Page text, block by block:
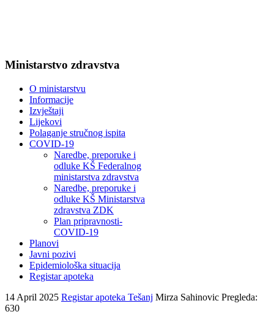
Ministarstvo zdravstva
O ministarstvu
Informacije
Izvještaji
Lijekovi
Polaganje stručnog ispita
COVID-19
Naredbe, preporuke i
odluke KŠ Federalnog
ministarstva zdravstva
Naredbe, preporuke i
odluke KŠ Ministarstva
zdravstva ZDK
Plan pripravnosti-
COVID-19
Planovi
Javni pozivi
Epidemiološka situacija
Registar apoteka
14 April 2025 Registar apoteka Tešanj Mirza Sahinovic Pregleda:
630